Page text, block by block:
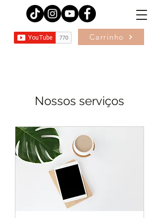
Carrinho
Nossos serviços